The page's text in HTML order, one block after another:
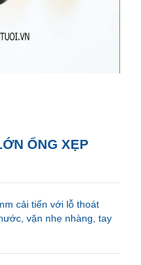
ỐNG XẸP
cải tiến với lỗ thoát
vặn nhẹ nhàng, tay